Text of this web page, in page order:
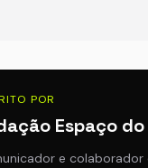
POR
Espaço
e